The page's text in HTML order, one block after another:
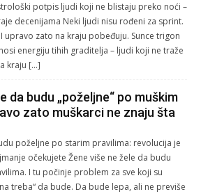
potpis ljudi koji ne blistaju preko noći –
decenijama Neki ljudi nisu rođeni za sprint.
upravo zato na kraju pobeđuju. Sunce trigon
energiju tihih graditelja – ljudi koji ne traže
kraju […]
da budu „poželjne“ po muškim
zato muškarci ne znaju šta
poželjne po starim pravilima: revolucija je
očekujete Žene više ne žele da budu
I tu počinje problem za sve koji su
treba“ da bude. Da bude lepa, ali ne previše